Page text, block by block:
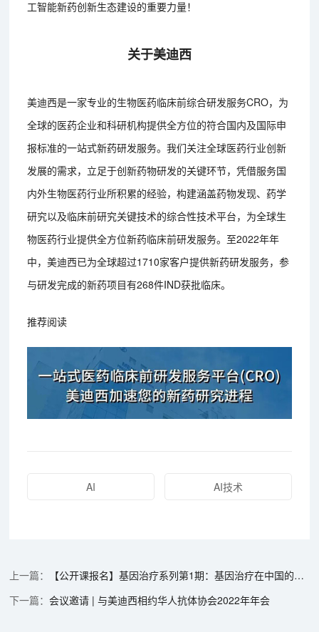
工智能新药创新生态建设的重要力量！
关于美迪西
美迪西是一家专业的生物医药临床前综合研发服务CRO，为
全球的医药企业和科研机构提供全方位的符合国内及国际申
报标准的一站式新药研发服务。我们关注全球医药行业创新
发展的需求，立足于创新药物研发的关键环节，凭借服务国
内外生物医药行业所积累的经验，构建涵盖药物发现、药学
研究以及临床前研究关键技术的综合性技术平台，为全球生
物医药行业提供全方位新药临床前研发服务。至2022年年
中，美迪西已为全球超过1710家客户提供新药研发服务，参
与研发完成的新药项目有268件IND获批临床。
推荐阅读
AI AI技术
【公开课报名】基因治疗系列第1期：基因治疗在中国的机遇和挑战
会议邀请 | 与美迪西相约华人抗体协会2022年年会